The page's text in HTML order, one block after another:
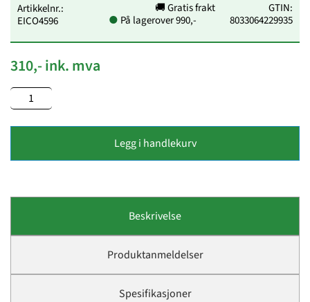
Artikkelnr.:
EICO4596
● På lager
🚚 Gratis frakt
over 990,-
GTIN:
8033064229935
310,- ink. mva
Legg i handlekurv
Beskrivelse
Produktanmeldelser
Spesifikasjoner